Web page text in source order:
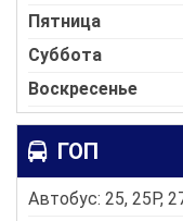
Пятница
Суббота
Воскресенье
ГОП
Автобус: 25, 25P,